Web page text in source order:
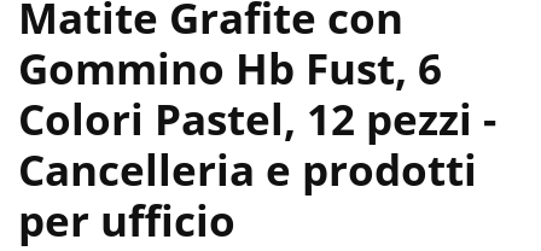
Matite Grafite con
Gommino Hb Fust, 6
Colori Pastel, 12 pezzi -
Cancelleria e prodotti
per ufficio